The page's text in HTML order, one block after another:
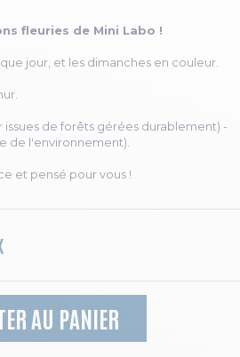
fleuries de Mini Labo !
jour, et les dimanches en couleur.
de forêts gérées durablement) -
de l'environnement).
et pensé pour vous !
AU PANIER